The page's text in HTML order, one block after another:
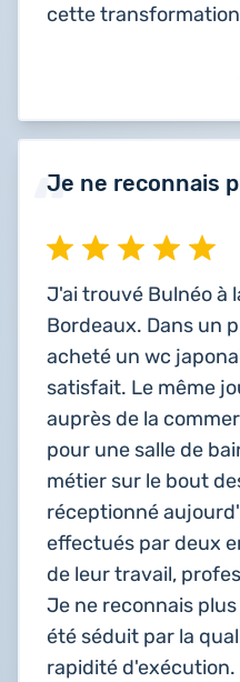
cette
Je ne reconnais
J'ai trouvé Bulnéo à
Bordeaux. Dans un
acheté un wc
satisfait. Le même
auprès de la
pour une salle de
métier sur le bout
réceptionné
effectués par deux
de leur travail,
Je ne reconnais
été séduit par la
rapidité